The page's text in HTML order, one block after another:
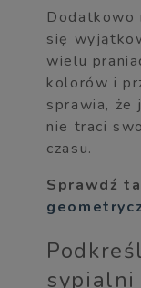
Dodatkowo
się
wielu
kolorów i
sprawia,
nie traci
czasu.
Sprawdź
sypialni